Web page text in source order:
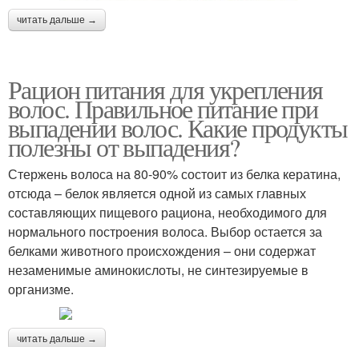
читать дальше →
Рацион питания для укрепления
волос. Правильное питание при
выпадении волос. Какие продукты
полезны от выпадения?
Стержень волоса на 80-90% состоит из белка кератина,
отсюда – белок является одной из самых главных
составляющих пищевого рациона, необходимого для
нормального построения волоса. Выбор остается за
белками животного происхождения – они содержат
незаменимые аминокислоты, не синтезируемые в
организме.
читать дальше →